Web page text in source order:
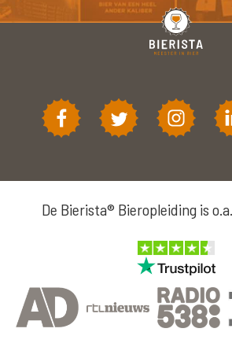
De Bierista® Bieropleiding is